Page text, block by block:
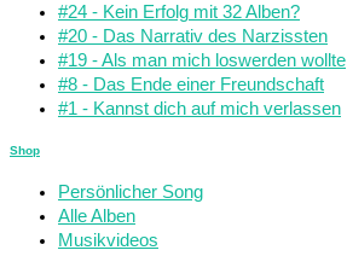
#24 - Kein Erfolg mit 32 Alben?
#20 - Das Narrativ des Narzissten
#19 - Als man mich loswerden wollte
#8 - Das Ende einer Freundschaft
#1 - Kannst dich auf mich verlassen
Shop
Persönlicher Song
Alle Alben
Musikvideos